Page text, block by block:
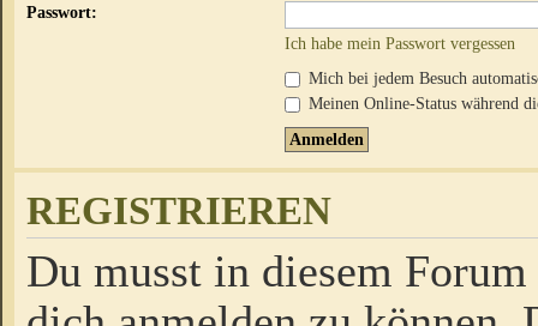
Passwort:
Ich habe mein Passwort vergessen
Mich bei jedem Besuch
Meinen Online-Status während
REGISTRIEREN
Du musst in diesem